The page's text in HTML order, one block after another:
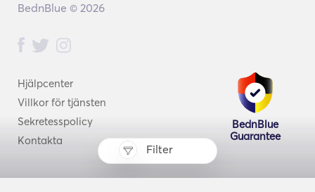
Filter
Hjälpcenter
Villkor för tjänsten
Sekretesspolicy
Kontakta
BednBlue
Guarantee
BednBlue © 2026